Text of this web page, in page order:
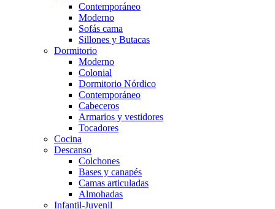
Contemporáneo
Moderno
Sofás cama
Sillones y Butacas
Dormitorio
Moderno
Colonial
Dormitorio Nórdico
Contemporáneo
Cabeceros
Armarios y vestidores
Tocadores
Cocina
Descanso
Colchones
Bases y canapés
Camas articuladas
Almohadas
Infantil-Juvenil